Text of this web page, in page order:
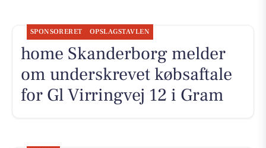
SPONSORERET OPSLAGSTAVLEN
home Skanderborg melder
om underskrevet købsaftale
for Gl Virringvej 12 i Gram